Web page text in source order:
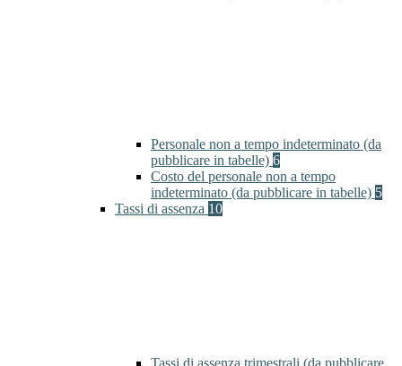
Personale non a tempo indeterminato (da
pubblicare in tabelle) 6
Costo del personale non a tempo
indeterminato (da pubblicare in tabelle) 5
Tassi di assenza 10